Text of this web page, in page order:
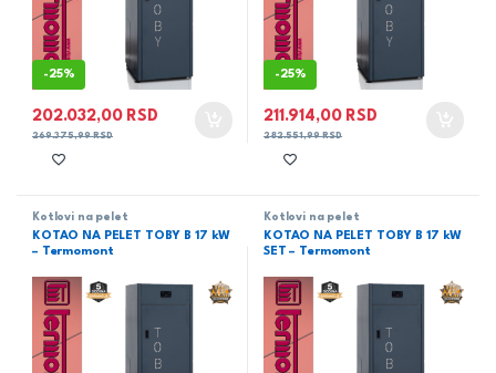
-25%
202.032,00 RSD
269.375,99RSD
-25%
211.914,00 RSD
282.551,99RSD
Kotlovi na pelet
KOTAO NA PELET TOBY B 17 kW
– Termomont
Kotlovi na pelet
KOTAO NA PELET TOBY B 17 kW
SET – Termomont